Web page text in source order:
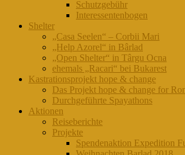
Schutzgebühr
Interessentenbogen
Shelter
„Casa Seelen“ – Corbii Mari
„Help Azorel“ in Bârlad
„Open Shelter“ in Târgu Ocna
ehemals „Racari“ bei Bukarest
Kastrationsprojekt hope & change
Das Projekt hope & change for
Durchgeführte Spayathons
Aktionen
Reiseberichte
Projekte
Spendenaktion Expedition